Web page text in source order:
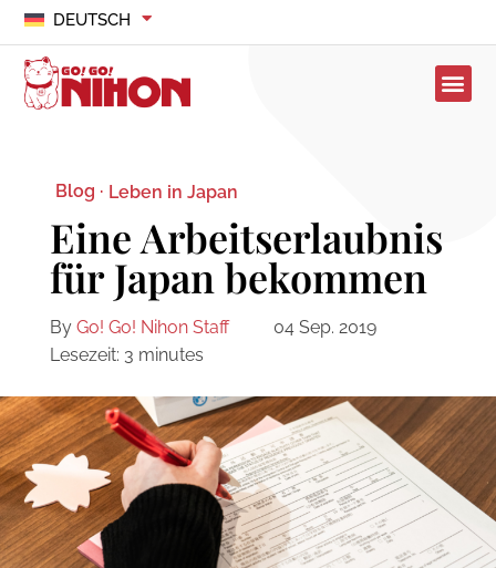
DEUTSCH
Blog · Leben in Japan
Eine Arbeitserlaubnis
für Japan bekommen
By Go! Go! Nihon Staff
04 Sep. 2019
Lesezeit: 3 minutes